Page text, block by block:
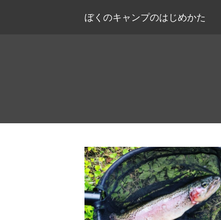
ぼくのキャンプのはじめかた